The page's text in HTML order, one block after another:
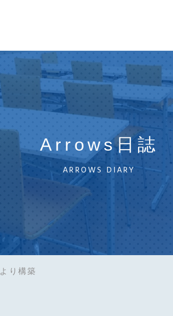
Arrows日誌
ARROWS DIARY
り構築